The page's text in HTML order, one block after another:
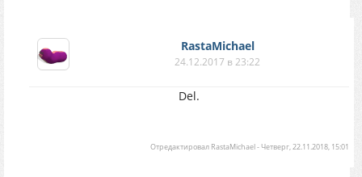
RastaMichael
24.12.2017 в 23:22
Del.
Отредактировал RastaMichael-Четверг, 22.11.2018, 15:01